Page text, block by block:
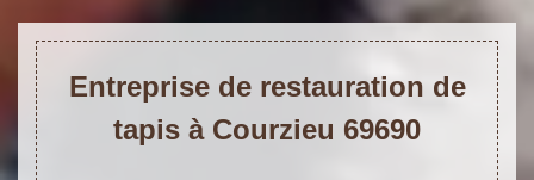
Entreprise de restauration de
tapis à Courzieu 69690